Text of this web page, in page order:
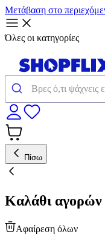
Μετάβαση στο
Όλες οι κατηγορίες
Πίσω
Καλάθι αγορών
Αφαίρεση όλων